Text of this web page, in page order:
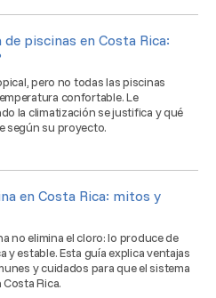
piscinas en Costa Rica:
pero no todas las piscinas
confortable. Le
la climatización se justifica y qué
según su proyecto.
en Costa Rica: mitos y
no elimina el cloro: lo produce de
y estable. Esta guía explica ventajas
y cuidados para que el sistema
Rica.